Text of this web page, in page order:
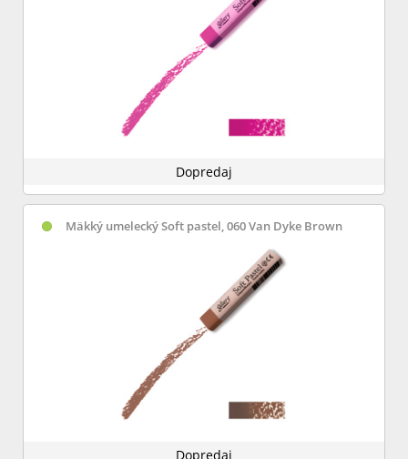
Dopredaj
Mäkký umelecký Soft pastel, 060 Van Dyke Brown
Dopredaj